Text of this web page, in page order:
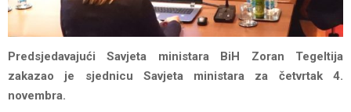
Predsjedavajući Savjeta ministara BiH Zoran Tegeltija
zakazao je sjednicu Savjeta ministara za četvrtak 4.
novembra.